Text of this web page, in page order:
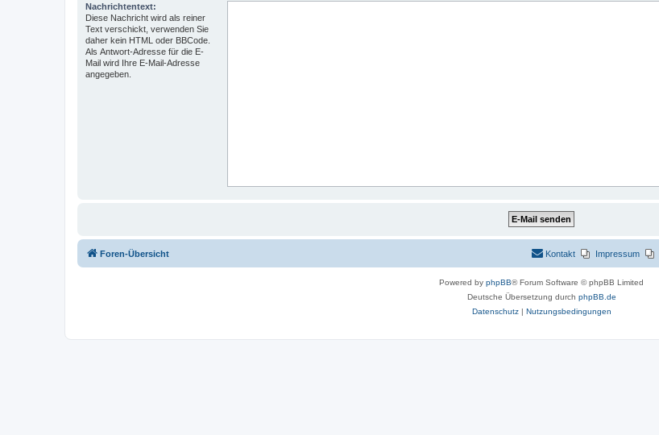
Nachrichtentext:
Diese Nachricht wird als reiner
Text verschickt, verwenden Sie
daher kein HTML oder BBCode.
Als Antwort-Adresse für die E-
Mail wird Ihre E-Mail-Adresse
angegeben.
Foren-Übersicht Impressum
Kontakt
Powered by phpBB® Forum Software © phpBB Limited
Deutsche Übersetzung durch phpBB.de
Datenschutz| Nutzungsbedingungen